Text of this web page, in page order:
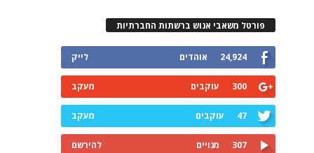
פורטל משאבי אנוש ברשתות החברתיות
24,924 אוהדים לייק
300 עוקבים מעקב
47 עוקבים מעקב
307 מנויים להירשם